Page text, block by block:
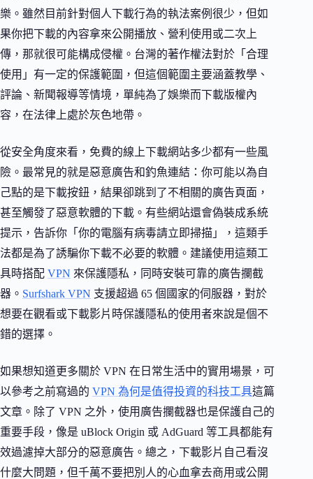
樂。雖然目前針對個人下載行為的執法案例很少，但如
果你把下載的內容拿來公開播放、營利使用或二次上
傳，那就很可能構成侵權。台灣的著作權法對於「合理
使用」有一定的保護範圍，但這個範圍主要涵蓋教學、
評論、新聞報導等情境，單純為了娛樂而下載版權內
容，在法律上處於灰色地帶。
從安全角度來看，免費的線上下載網站多少都有一些風
險。最常見的就是惡意廣告和釣魚連結：你可能以為自
己點的是下載按鈕，結果卻跳到了不相關的廣告頁面，
甚至觸發了惡意軟體的下載。有些網站還會偽裝成系統
提示，告訴你「你的電腦有病毒請立即掃描」，這類手
法都是為了誘騙你下載不必要的軟體。建議使用這類工
具時搭配 VPN 來保護隱私，同時安裝可靠的廣告攔截
器。 Surfshark VPN 支援超過 65 個國家的伺服器，對於
想要在觀看或下載影片時保護隱私的使用者來說是個不
錯的選擇。
如果想知道更多關於 VPN 在日常生活中的實用場景，可
以參考之前寫過的 VPN 為何是值得投資的科技工具這篇
文章。除了 VPN 之外，使用廣告攔截器也是保護自己的
重要手段，像是 uBlock Origin 或 AdGuard 等工具都能有
效過濾掉大部分的惡意廣告。總之，下載影片自己看沒
什麼大問題，但千萬不要把別人的心血拿去商用或公開